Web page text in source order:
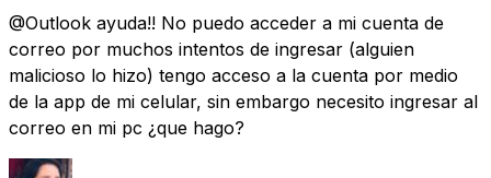
@Outlook ayuda!! No puedo acceder a mi cuenta de
correo por muchos intentos de ingresar (alguien
malicioso lo hizo) tengo acceso a la cuenta por medio
de la app de mi celular, sin embargo necesito ingresar al
correo en mi pc ¿que hago?